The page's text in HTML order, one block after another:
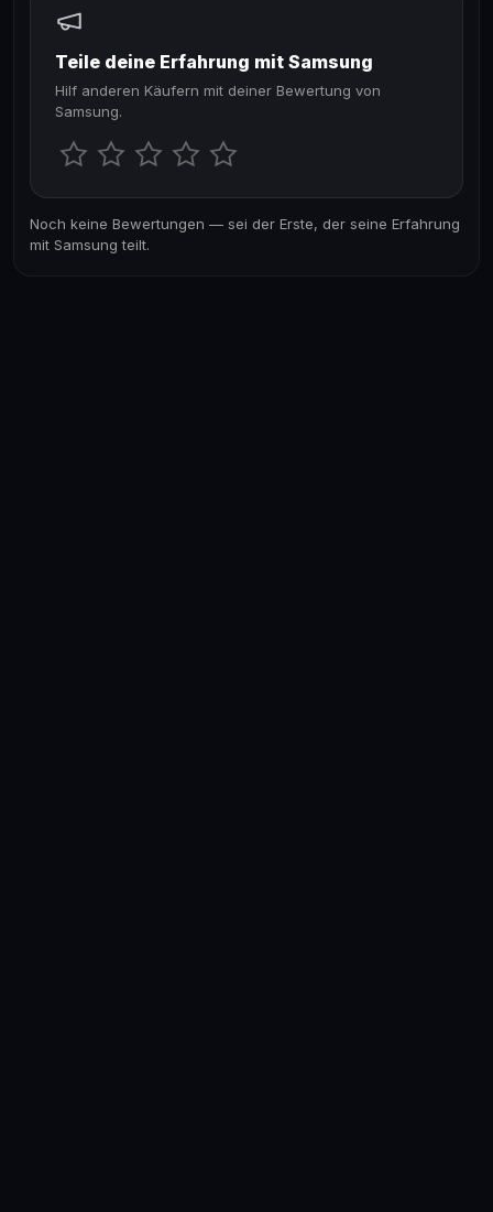
Teile deine Erfahrung mit Samsung
Hilf anderen Käufern mit deiner Bewertung von
Samsung.
Noch keine Bewertungen — sei der Erste, der seine Erfahrung
mit Samsung teilt.